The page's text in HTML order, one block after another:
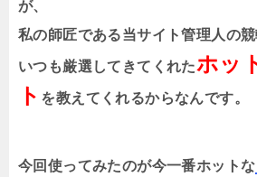
が、
私の師匠である当サイト管理人の
いつも厳選してきてくれたホッ
ト を教えてくれるからなんです。
今回使ってみたのが今一番ホットな